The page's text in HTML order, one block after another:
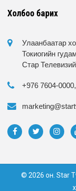
Холбоо барих
Улаанбаатар
Токиогийн
Стар
+976 7604-
© 2026 он. Star